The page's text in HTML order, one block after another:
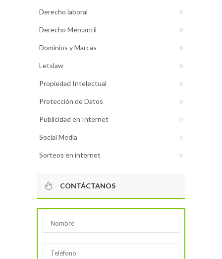
Derecho laboral
Derecho Mercantil
Dominios y Marcas
Letslaw
Propiedad Intelectual
Protección de Datos
Publicidad en Internet
Social Media
Sorteos en internet
CONTÁCTANOS